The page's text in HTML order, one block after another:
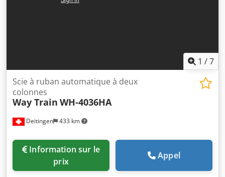
1 /7
Deitingen 433 km
Scie à ruban automatique à deux
colonnes
Way Train WH-4036HA
prix
Appel